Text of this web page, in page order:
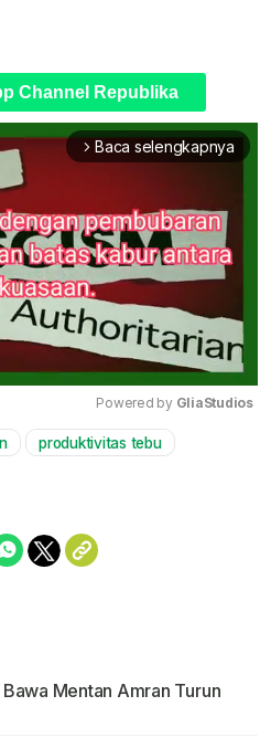
Channel Republika
arrow_forward_ios Baca selengkapnya
Powered by GliaStudios
produktivitas tebu
Mentan Amran Turun